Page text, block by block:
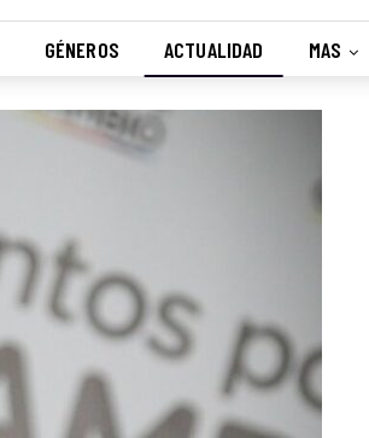
GÉNEROS ACTUALIDAD MAS